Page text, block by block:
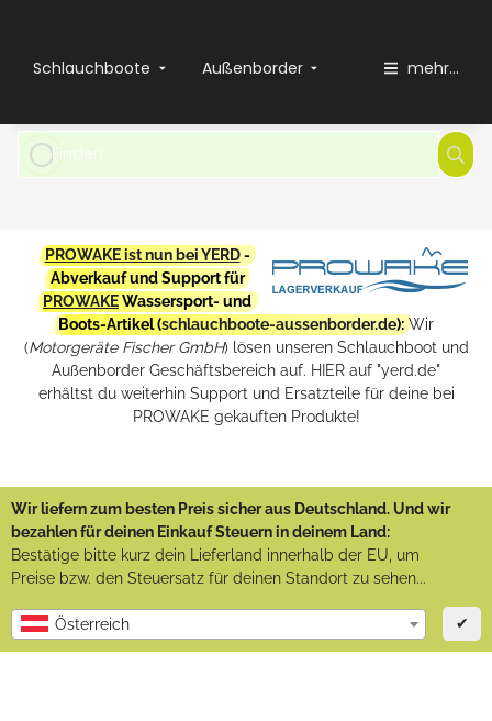
Schlauchboote Außenborder mehr...
PROWAKE ist nun bei YERD-
Abverkauf und Support für
PROWAKEWassersport- und
Boots-Artikel (schlauchboote-aussenborder.de): Wir
(Motorgeräte Fischer GmbH) lösen unseren Schlauchboot und
Außenborder Geschäftsbereich auf. HIER auf "yerd.de"
erhältst du weiterhin Support und Ersatzteile für deine bei
PROWAKE gekauften Produkte!
Wir liefern zum besten Preis sicher aus Deutschland. Und wir
bezahlen für deinen Einkauf Steuern in deinem Land:
Bestätige bitte kurz dein Lieferland innerhalb der EU, um
Preise bzw. den Steuersatz für deinen Standort zu sehen...
Österreich ✔